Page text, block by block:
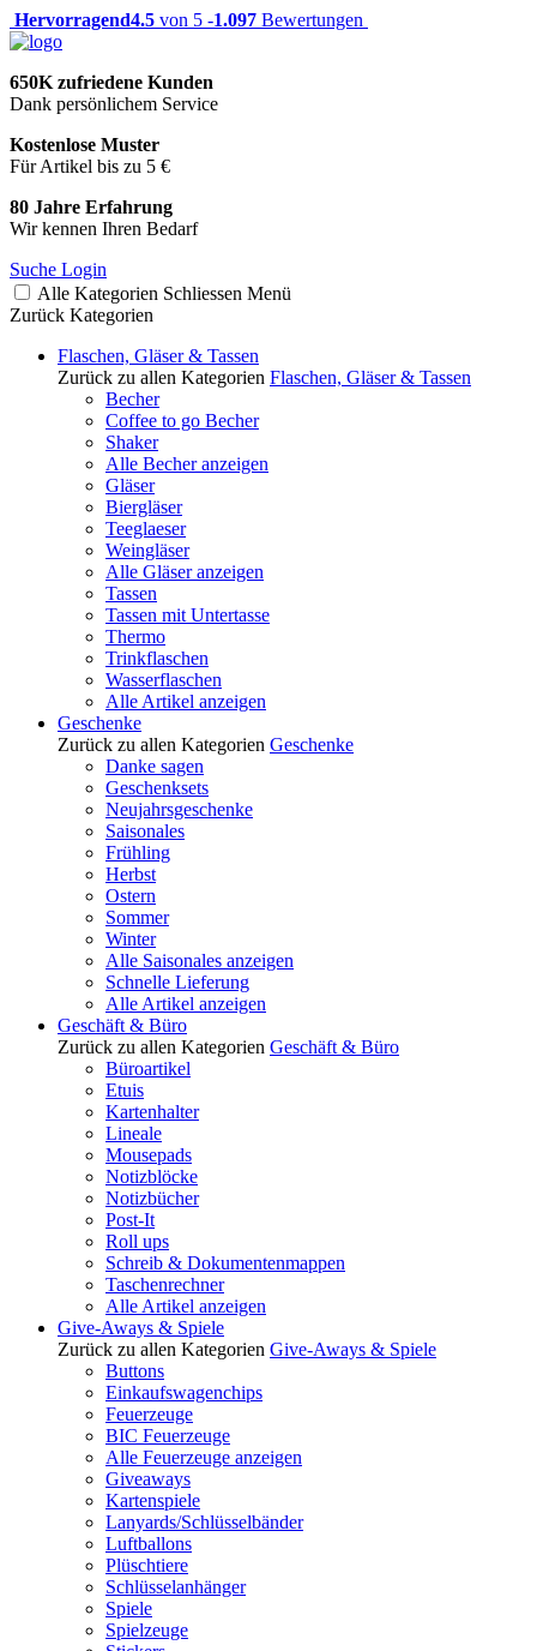
Hervorragend4.5 von 5 -1.097 Bewertungen
650K zufriedene Kunden
Dank persönlichem Service
Kostenlose Muster
Für Artikel bis zu 5 €
80 Jahre Erfahrung
Wir kennen Ihren Bedarf
Suche Login
Alle Kategorien Schliessen Menü
Zurück Kategorien
Flaschen, Gläser & Tassen
Zurück zu allen Kategorien Flaschen, Gläser & Tassen
Becher
Coffee to go Becher
Shaker
Alle Becher anzeigen
Gläser
Biergläser
Teeglaeser
Weingläser
Alle Gläser anzeigen
Tassen
Tassen mit Untertasse
Thermo
Trinkflaschen
Wasserflaschen
Alle Artikel anzeigen
Geschenke
Zurück zu allen Kategorien Geschenke
Danke sagen
Geschenksets
Neujahrsgeschenke
Saisonales
Frühling
Herbst
Ostern
Sommer
Winter
Alle Saisonales anzeigen
Schnelle Lieferung
Alle Artikel anzeigen
Geschäft & Büro
Zurück zu allen Kategorien Geschäft & Büro
Büroartikel
Etuis
Kartenhalter
Lineale
Mousepads
Notizblöcke
Notizbücher
Post-It
Roll ups
Schreib & Dokumentenmappen
Taschenrechner
Alle Artikel anzeigen
Give-Aways & Spiele
Zurück zu allen Kategorien Give-Aways & Spiele
Buttons
Einkaufswagenchips
Feuerzeuge
BIC Feuerzeuge
Alle Feuerzeuge anzeigen
Giveaways
Kartenspiele
Lanyards/Schlüsselbänder
Luftballons
Plüschtiere
Schlüsselanhänger
Spiele
Spielzeuge